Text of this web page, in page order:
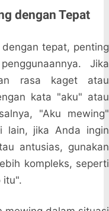
dengan Tepat
tepat, penting
Jika
rasa kaget atau
kata "aku" atau
"Aku mewing"
lain, jika Anda ingin
antusias, gunakan
kompleks, seperti
itu".